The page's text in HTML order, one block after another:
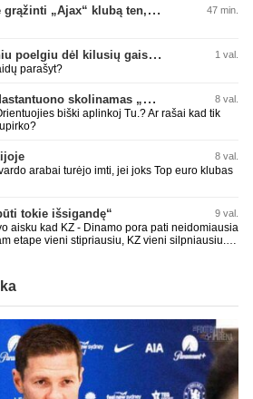
M. ter Stegenas: „Turime grąžinti „Ajax“ klubą ten, kur jam priklauso“ 47 min.
L. Messi pasižymėjo kliniu poelgiu dėl kilusių gaisrų Madride 1 val.
parašyt?
„Real“ priklausantis F. Mastantuono skolinamas „Fiorentina“ ekipai 8 val.
biški aplinkoj Tu.? Ar rašai kad tik
8 val.
arabai turėjo imti, jei joks Top euro klubas
tokie išsigandę“ 9 val.
aisku kad KZ - Dinamo pora pati neidomiausia
etape vieni stipriausiu, KZ vieni silpniausiu.